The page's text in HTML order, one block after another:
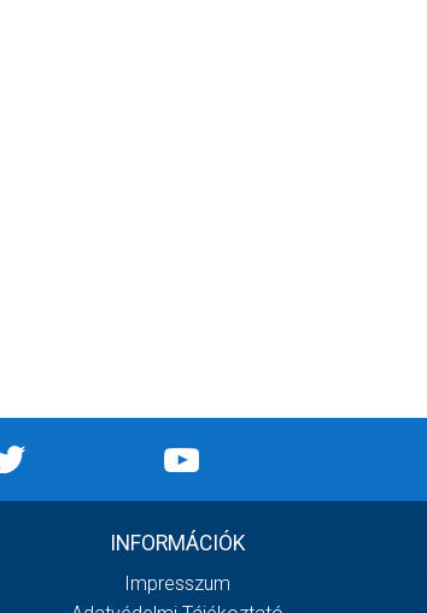
INFORMÁCIÓK
Impresszum